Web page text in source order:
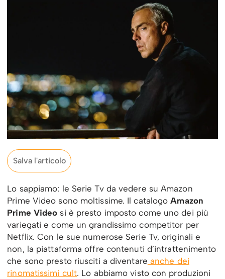
Salva l'articolo
Lo sappiamo: le Serie Tv da vedere su Amazon
Prime Video sono moltissime. Il catalogo Amazon
Prime Video si è presto imposto come uno dei più
variegati e come un grandissimo competitor per
Netflix. Con le sue numerose Serie Tv, originali e
non, la piattaforma offre contenuti d’intrattenimento
che sono presto riusciti a diventare anche dei
rinomatissimi cult. Lo abbiamo visto con produzioni